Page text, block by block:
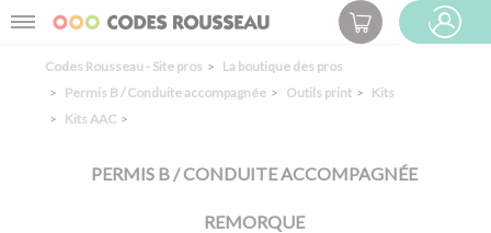
Menu
Codes Rousseau - Site pros
La boutique des pros
Permis B / Conduite accompagnée
Outils print
Kits
Kits AAC
PERMIS B / CONDUITE ACCOMPAGNÉE
REMORQUE
Panneau de gestion des cookies